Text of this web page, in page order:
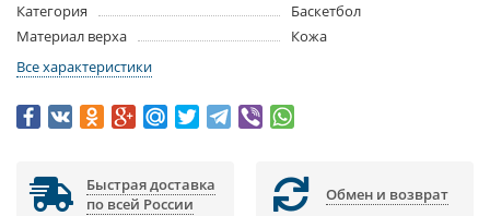
Категория
Баскетбол
Материал верха
Кожа
Все характеристики
Быстрая доставка
по всей России
Обмен и возврат